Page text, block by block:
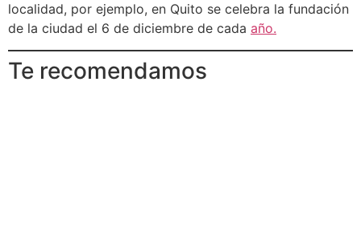
localidad, por ejemplo, en Quito se celebra la fundación
de la ciudad el 6 de diciembre de cada año.
Te recomendamos